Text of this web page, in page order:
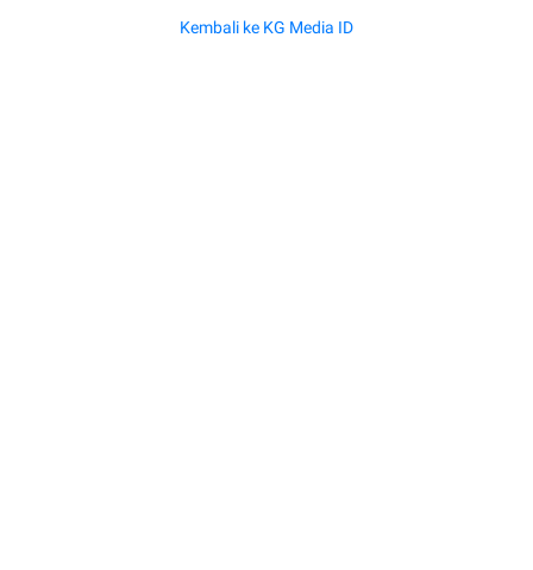
Kembali ke KG Media ID